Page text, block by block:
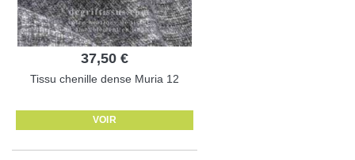
37,50 €
Tissu chenille dense Muria 12
VOIR